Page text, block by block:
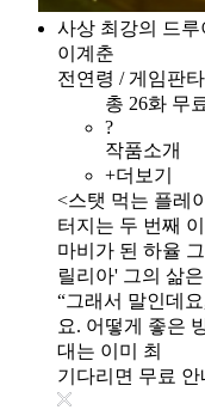
사상 최강의 드루
이계춘
전연령 / 게임판타
총 26화 무
?
작품소개
+더보기
<스탯 먹는 플레
터지는 두 번째
마비가 된 하율
릴리아' 그의 삶
“그래서 말인데
요. 어떻게 좋은
대는 이미 최
기다리면 무료 안